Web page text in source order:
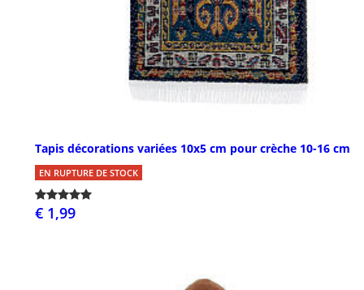
Tapis décorations variées 10x5 cm pour crèche 10-16 cm
EN RUPTURE DE STOCK
€ 1,99